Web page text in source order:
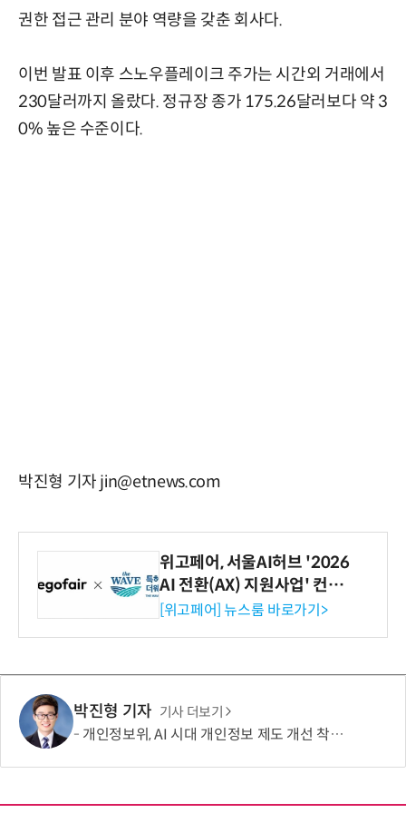
권한 접근 관리 분야 역량을 갖춘 회사다.
이번 발표 이후 스노우플레이크 주가는 시간외 거래에서
230달러까지 올랐다. 정규장 종가 175.26달러보다 약 3
0% 높은 수준이다.
박진형 기자 jin@etnews.com
위고페어, 서울AI허브 '2026
AI 전환(AX) 지원사업' 컨소
시엄 선정
[위고페어] 뉴스룸 바로가기>
박진형 기자 기사 더보기
개인정보위, AI 시대 개인정보 제도 개선 착수…국민제안 접수